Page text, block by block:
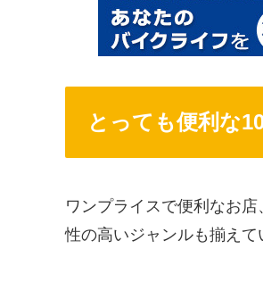
とっても便利な
ワンプライスで便利なお
性の高いジャンルも揃えて